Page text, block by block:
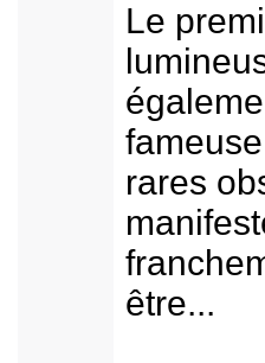
Le
rares
être...